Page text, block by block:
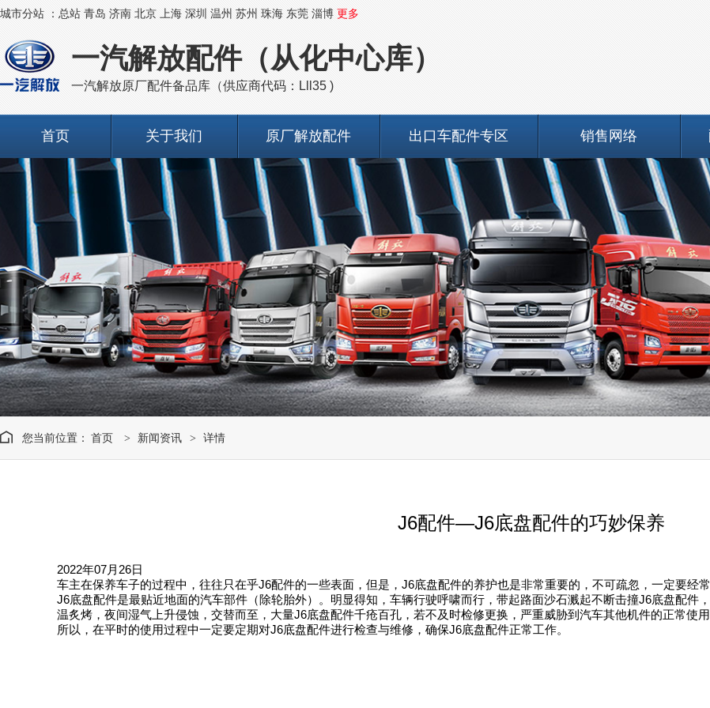
城市分站 ： 总站 青岛 济南 北京 上海 深圳 温州 苏州 珠海 东莞 淄博 更多
一汽解放配件（从化中心库）
一汽解放原厂配件备品库（供应商代码：Lll35 )
首页 关于我们 原厂解放配件 出口车配件专区 销售网络
您当前位置： 首页 > 新闻资讯 > 详情
J6配件—J6底盘配件的巧妙保养
2022年07月26日
车主在保养车子的过程中，往往只在乎J6配件的一些表面，但是，J6底盘配件的养护也是非常重要的，不可疏忽，一定要经
J6底盘配件是最贴近地面的汽车部件（除轮胎外）。明显得知，车辆行驶呼啸而行，带起路面沙石溅起不断击撞J6底盘配件
温炙烤，夜间湿气上升侵蚀，交替而至，大量J6底盘配件千疮百孔，若不及时检修更换，严重威胁到汽车其他机件的正常使
所以，在平时的使用过程中一定要定期对J6底盘配件进行检查与维修，确保J6底盘配件正常工作。